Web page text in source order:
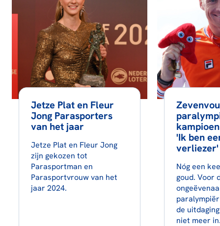
Jetze Plat en Fleur
Jong Parasporters
van het jaar
Jetze Plat en Fleur Jong
zijn gekozen tot
Parasportman en
Parasportvrouw van het
jaar 2024.
'Ik ben
verliezer'
Nóg een
goud. Voor
de
niet meer